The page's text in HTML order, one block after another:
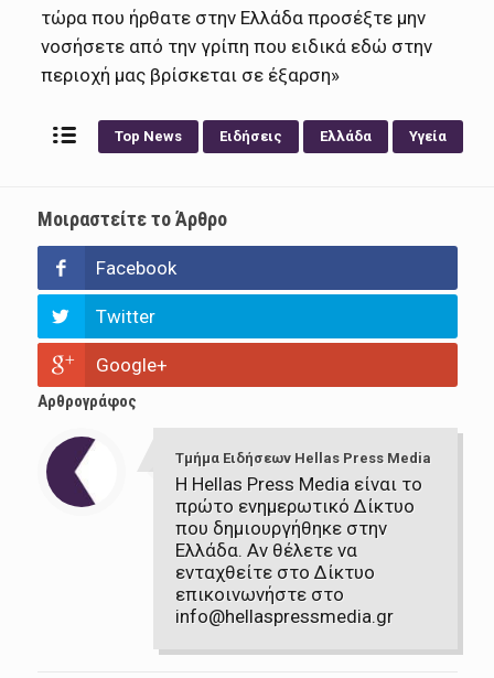
τώρα που ήρθατε στην Ελλάδα προσέξτε μην
νοσήσετε από την γρίπη που ειδικά εδώ στην
περιοχή μας βρίσκεται σε έξαρση»
Top News Ειδήσεις Ελλάδα Υγεία
Μοιραστείτε το Άρθρο
Facebook
Twitter
Google+
Αρθρογράφος
Τμήμα Ειδήσεων Hellas Press Media
Η Hellas Press Media είναι το
πρώτο ενημερωτικό Δίκτυο
που δημιουργήθηκε στην
Ελλάδα. Αν θέλετε να
ενταχθείτε στο Δίκτυο
επικοινωνήστε στο
info@hellaspressmedia.gr